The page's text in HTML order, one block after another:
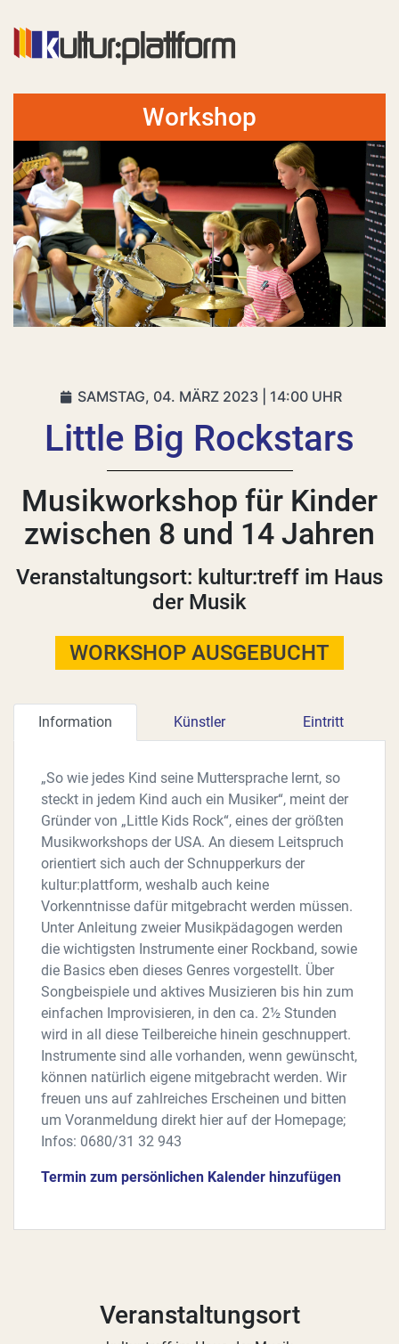
Workshop
SAMSTAG, 04. MÄRZ 2023 | 14:00 UHR
Little Big Rockstars
Musikworkshop für Kinder
zwischen 8 und 14 Jahren
Veranstaltungsort: kultur:treff im Haus
der Musik
WORKSHOP AUSGEBUCHT
Information Künstler Eintritt
„So wie jedes Kind seine Muttersprache lernt, so
steckt in jedem Kind auch ein Musiker“, meint der
Gründer von „Little Kids Rock“, eines der größten
Musikworkshops der USA. An diesem Leitspruch
orientiert sich auch der Schnupperkurs der
kultur:plattform, weshalb auch keine
Vorkenntnisse dafür mitgebracht werden müssen.
Unter Anleitung zweier Musikpädagogen werden
die wichtigsten Instrumente einer Rockband, sowie
die Basics eben dieses Genres vorgestellt. Über
Songbeispiele und aktives Musizieren bis hin zum
einfachen Improvisieren, in den ca. 2½ Stunden
wird in all diese Teilbereiche hinein geschnuppert.
Instrumente sind alle vorhanden, wenn gewünscht,
können natürlich eigene mitgebracht werden. Wir
freuen uns auf zahlreiches Erscheinen und bitten
um Voranmeldung direkt hier auf der Homepage;
Infos: 0680/31 32 943
Termin zum persönlichen Kalender hinzufügen
Veranstaltungsort